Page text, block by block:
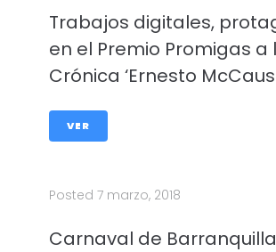
Trabajos digitales,
en el Premio Promigas a
Crónica ‘Ernesto
VER
Posted 7 marzo, 2018
Carnaval de Barranquilla